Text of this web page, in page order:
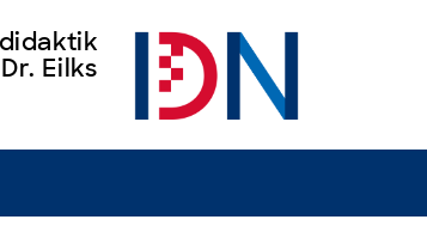
Eilks